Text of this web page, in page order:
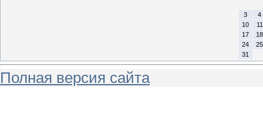
3
4
10
11
17
18
24
25
31
Полная версия сайта